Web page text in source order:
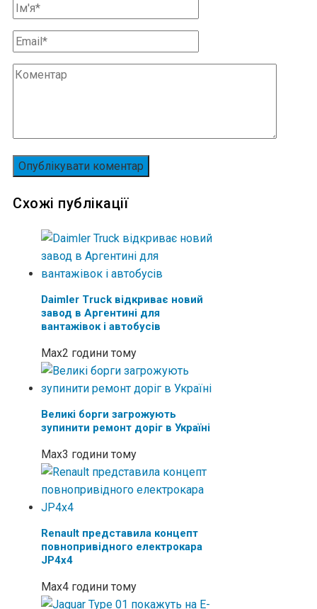
Схожі публікації
Daimler Truck відкриває новий
завод в Аргентині для
вантажівок і автобусів
Max2 години тому
Великі борги загрожують
зупинити ремонт доріг в Україні
Max3 години тому
Renault представила концепт
повнопривідного електрокара
JP4x4
Max4 години тому